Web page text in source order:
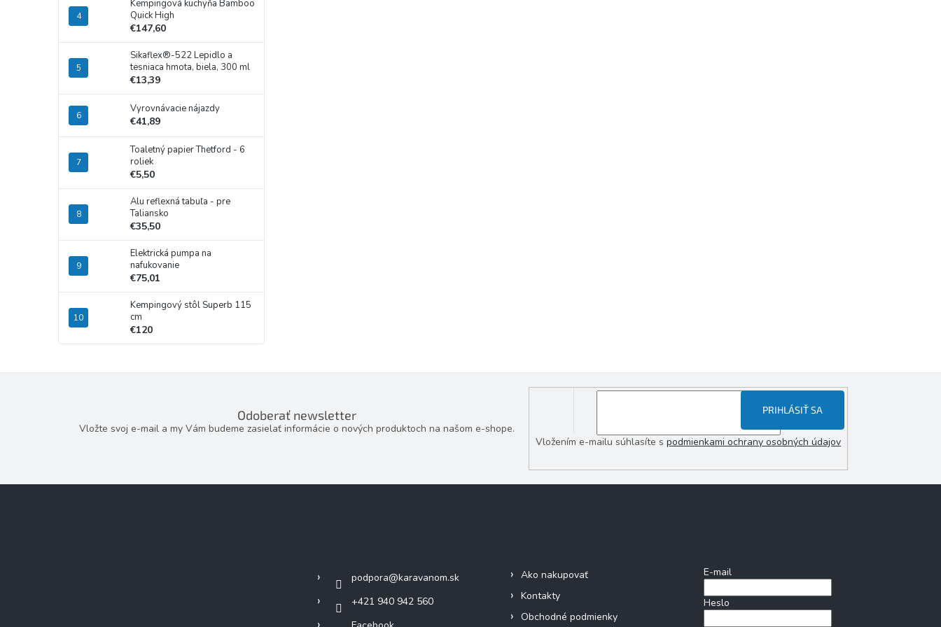
Kempingová kuchyňa Bamboo
Quick High
€147,60
Sikaflex®-522 Lepidlo a
tesniaca hmota, biela, 300 ml
€13,39
Vyrovnávacie nájazdy
€41,89
Toaletný papier Thetford - 6
roliek
€5,50
Alu reflexná tabuľa - pre
Taliansko
€35,50
Elektrická pumpa na
nafukovanie
€75,01
Kempingový stôl Superb 115
cm
€120
Odoberať newsletter
Vložte svoj e-mail a my Vám budeme zasielať informácie o nových produktoch na našom e-shope.
Vložením e-mailu súhlasíte s podmienkami ochrany osobných údajov
PRIHLÁSIŤ SA
podpora@karavanom.sk
+421 940 942 560
Ako nakupovať
Kontakty
Obchodné podmienky
E-mail
Heslo